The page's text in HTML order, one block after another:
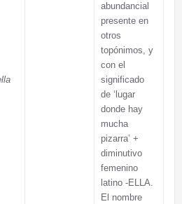
abundancial
presente en
otros
topónimos, y
con el
significado
de ‘lugar
donde hay
mucha
pizarra’ +
diminutivo
femenino
latino -ELLA.
El nombre